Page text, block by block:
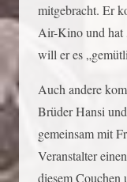
mitgebracht. Er
Air-Kino und hat
will er es
Auch andere
Brüder Hansi
gemeinsam mit
Veranstalter
diesem Couchen